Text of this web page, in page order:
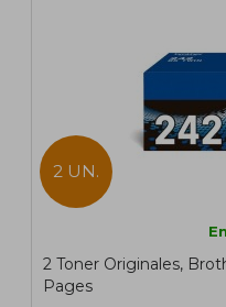
2 UN.
2 Toner Originales,
Pages